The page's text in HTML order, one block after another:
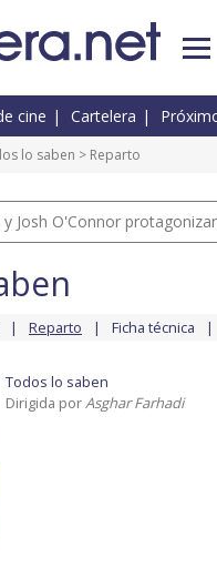
cine Cartelera
lo saben > Reparto
Josh O'Connor
Reparto Ficha técnica
Todos lo saben
Dirigida porAsghar Farhadi